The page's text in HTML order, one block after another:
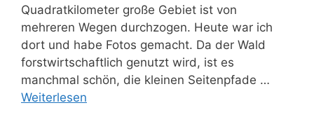
Quadratkilometer große Gebiet ist von
mehreren Wegen durchzogen. Heute war ich
dort und habe Fotos gemacht. Da der Wald
forstwirtschaftlich genutzt wird, ist es
manchmal schön, die kleinen Seitenpfade …
Weiterlesen